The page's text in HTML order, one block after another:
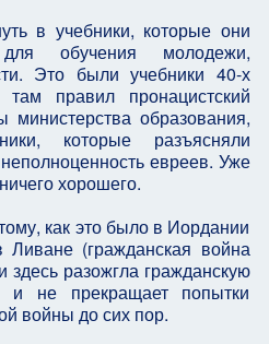
в учебники, которые они
обучения молодежи,
Это были учебники 40-х
правил пронацистский
образования,
которые разъясняли
евреев. Уже
хорошего.
как это было в Иордании
(гражданская война
здесь разожгла гражданскую
и не прекращает попытки
войны до сих пор.